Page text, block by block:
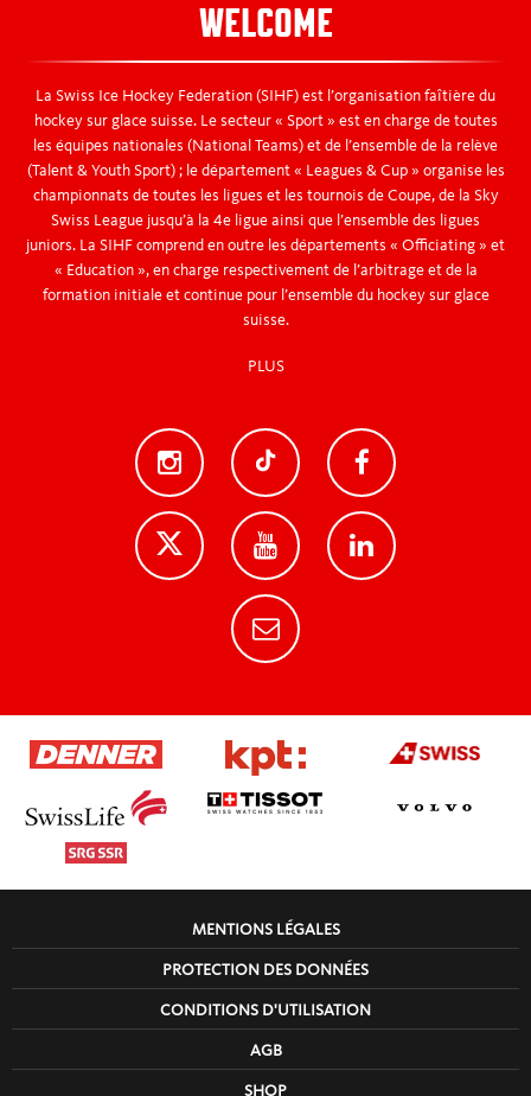
WELCOME
La Swiss Ice Hockey Federation (SIHF) est l’organisation faîtière du
hockey sur glace suisse. Le secteur « Sport » est en charge de toutes
les équipes nationales (National Teams) et de l’ensemble de la relève
(Talent & Youth Sport) ; le département « Leagues & Cup » organise les
championnats de toutes les ligues et les tournois de Coupe, de la Sky
Swiss League jusqu’à la 4e ligue ainsi que l’ensemble des ligues
juniors. La SIHF comprend en outre les départements « Officiating » et
« Education », en charge respectivement de l’arbitrage et de la
formation initiale et continue pour l’ensemble du hockey sur glace
suisse.
PLUS
MENTIONS LÉGALES
PROTECTION DES DONNÉES
CONDITIONS D'UTILISATION
AGB
SHOP